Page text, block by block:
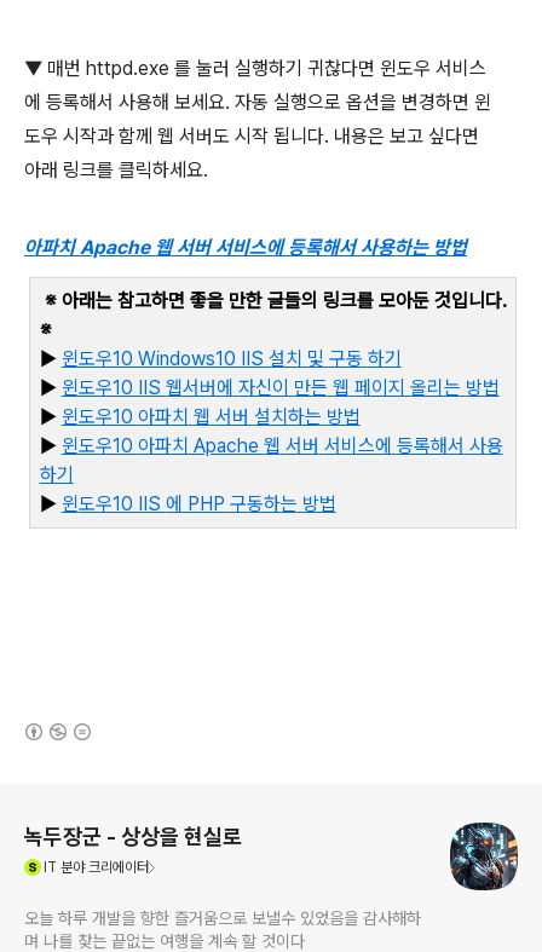
▼ 매번 httpd.exe 를 눌러 실행하기 귀찮다면 윈도우 서비스
에 등록해서 사용해 보세요. 자동 실행으로 옵션을 변경하면 윈
도우 시작과 함께 웹 서버도 시작 됩니다. 내용은 보고 싶다면
아래 링크를 클릭하세요.
아파치 Apache 웹 서버 서비스에 등록해서 사용하는 방법
※ 아래는 참고하면 좋을 만한 글들의 링크를 모아둔 것입니다.
※
▶ 윈도우10 Windows10 IIS 설치 및 구동 하기
▶ 윈도우10 IIS 웹서버에 자신이 만든 웹 페이지 올리는 방법
▶ 윈도우10 아파치 웹 서버 설치하는 방법
▶ 윈도우10 아파치 Apache 웹 서버 서비스에 등록해서 사용
하기
▶ 윈도우10 IIS 에 PHP 구동하는 방법
녹두장군 - 상상을 현실로
IT 분야 크리에이터
오늘 하루 개발을 향한 즐거움으로 보낼수 있었음을 감사해하
며 나를 찾는 끝없는 여행을 계속 할 것이다